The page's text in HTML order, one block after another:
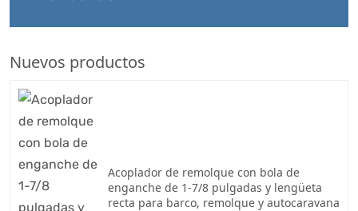
Nuevos productos
Acoplador de remolque con bola de
enganche de 1-7/8 pulgadas y lengüeta
recta para barco, remolque y autocaravana